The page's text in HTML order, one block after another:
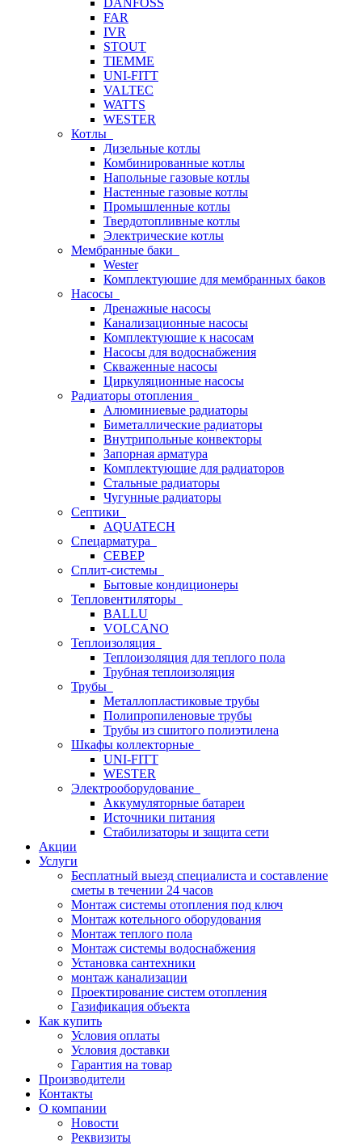
DANFOSS
FAR
IVR
STOUT
TIEMME
UNI-FITT
VALTEC
WATTS
WESTER
Котлы
Дизельные котлы
Комбинированные котлы
Напольные газовые котлы
Настенные газовые котлы
Промышленные котлы
Твердотопливные котлы
Электрические котлы
Мембранные баки
Wester
Комплектуюшие для мембранных баков
Насосы
Дренажные насосы
Канализационные насосы
Комплектующие к насосам
Насосы для водоснабжения
Скваженные насосы
Циркуляционные насосы
Радиаторы отопления
Алюминиевые радиаторы
Биметаллические радиаторы
Внутрипольные конвекторы
Запорная арматура
Комплектующие для радиаторов
Стальные радиаторы
Чугунные радиаторы
Септики
AQUATECH
Спецарматура
СЕВЕР
Сплит-системы
Бытовые кондиционеры
Тепловентиляторы
BALLU
VOLCANO
Теплоизоляция
Теплоизоляция для теплого пола
Трубная теплоизоляция
Трубы
Металлопластиковые трубы
Полипропиленовые трубы
Трубы из сшитого полиэтилена
Шкафы коллекторные
UNI-FITT
WESTER
Электрооборудование
Аккумуляторные батареи
Источники питания
Стабилизаторы и защита сети
Акции
Услуги
Бесплатный выезд специалиста и составление
сметы в течении 24 часов
Монтаж системы отопления под ключ
Монтаж котельного оборудования
Монтаж теплого пола
Монтаж системы водоснабжения
Установка сантехники
монтаж канализации
Проектирование систем отопления
Газификация объекта
Как купить
Условия оплаты
Условия доставки
Гарантия на товар
Производители
Контакты
О компании
Новости
Реквизиты